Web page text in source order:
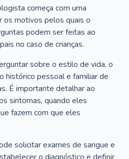
começa com uma
os motivos pelos quais o
podem ser feitas ao
no caso de crianças.
sobre o estilo de vida, o
histórico pessoal e familiar de
É importante detalhar ao
sintomas, quando eles
fazem com que eles
solicitar exames de sangue e